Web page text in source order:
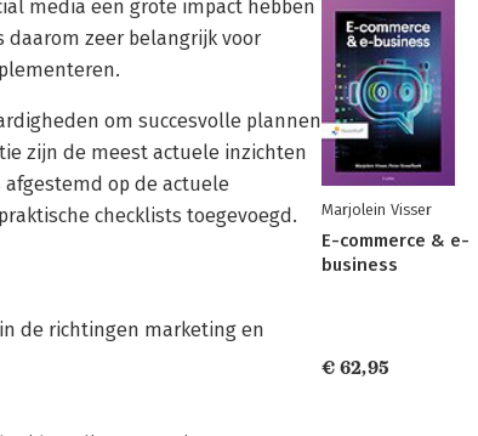
media een grote impact hebben
daarom zeer belangrijk voor
om succesvolle plannen
zijn de meest actuele inzichten
op de actuele
checklists toegevoegd.
de richtingen marketing en
Marjolein Visser
E-commerce & e-
business
€ 62,95